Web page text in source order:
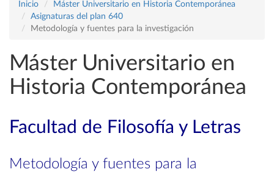
Inicio
Máster Universitario en Historia Contemporánea
Asignaturas del plan 640
Metodología y fuentes para la investigación
Máster Universitario en
Historia Contemporánea
Facultad de Filosofía y Letras
Metodología y fuentes para la